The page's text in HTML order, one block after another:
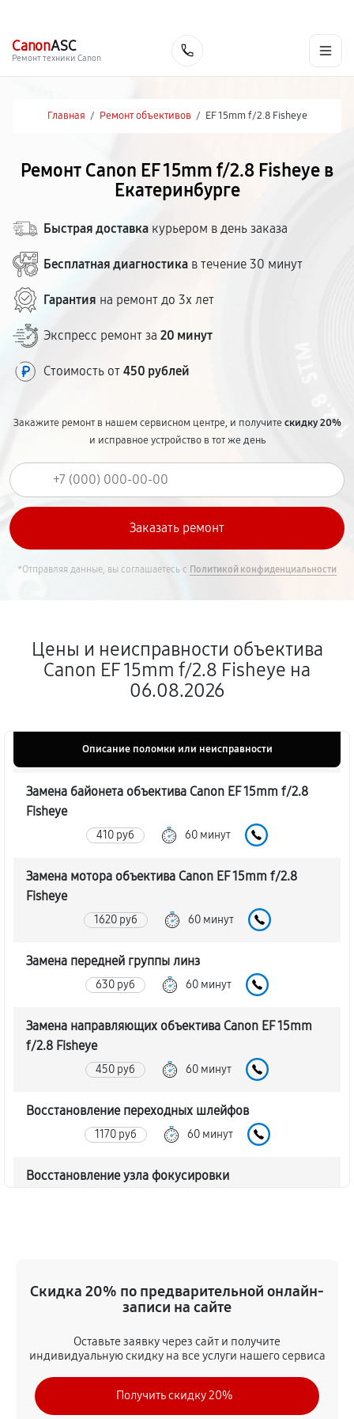
CanonASC
Ремонт техники Canon
Главная / Ремонт объективов / EF 15mm f/2.8 Fisheye
Ремонт Canon EF 15mm f/2.8 Fisheye в
Екатеринбурге
Быстрая доставка курьером в день заказа
Бесплатная диагностика в течение 30 минут
Гарантия на ремонт до 3х лет
Экспресс ремонт за 20 минут
Стоимость от 450 рублей
Закажите ремонт в нашем сервисном центре, и получитескидку 20%
и исправное устройство в тот же день
*Отправляя данные, вы соглашаетесь с Политикой конфиденциальности
Цены и неисправности объектива
Canon EF 15mm f/2.8 Fisheye на
06.08.2026
Описание поломки или неисправности
Замена байонета объектива Canon EF 15mm f/2.8
Fisheye
410 руб 60 минут
Замена мотора объектива Canon EF 15mm f/2.8
Fisheye
1620 руб 60 минут
Замена передней группы линз
630 руб 60 минут
Замена направляющих объектива Canon EF 15mm
f/2.8 Fisheye
450 руб 60 минут
Восстановление переходных шлейфов
1170 руб 60 минут
Восстановление узла фокусировки
720 руб
1350 руб 60 минут
Чистка от пыли объектива Canon EF 15mm f/2.8
Fisheye
Скидка 20% по предварительной онлайн-
записи на сайте
Оставьте заявку через сайт и получите
индивидуальную скидку на все услуги нашего сервиса
Получить скидку 20%